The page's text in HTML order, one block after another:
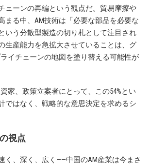
ェーンの再編という観点だ。貿易摩擦や
まる中、AM技術は「必要な部品を必要な
いう分散型製造の切り札として注目され
生産能力を急拡大させていることは、グ
イチェーンの地図を塗り替える可能性が
家、政策立案者にとって、この54%とい
ではなく、戦略的な意思決定を求めるシ
視点
く、深く、広く——中国のAM産業は今まさ